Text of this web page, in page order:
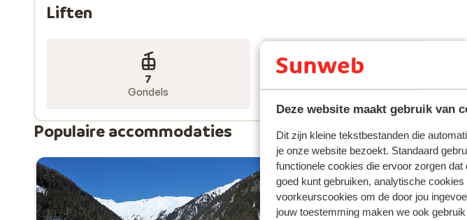
Deze website maakt gebruik van
Dit zijn kleine tekstbestanden die
je onze website bezoekt. Standaard
functionele cookies die ervoor zorgen
goed kunt gebruiken, analytische
voorkeurscookies om de door jou
jouw toestemming maken we ook
Liften
7
Gondels Stoeltjesliften
Populaire accommodaties